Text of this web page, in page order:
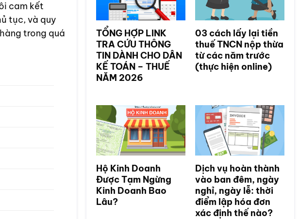
cam kết
tục, và quy
trong quá
TỔNG HỢP LINK
TRA CỨU THÔNG
TIN DÀNH CHO DÂN
KẾ TOÁN – THUẾ
NĂM 2026
03 cách lấy lại tiền
thuế TNCN nộp thừa
từ các năm trước
(thực hiện online)
Hộ Kinh Doanh
Được Tạm Ngừng
Kinh Doanh Bao
Lâu?
Dịch vụ hoàn thành
vào ban đêm, ngày
nghỉ, ngày lễ: thời
điểm lập hóa đơn
xác định thế nào?